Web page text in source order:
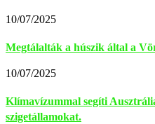
10/07/2025
Megtálalták a húszik által a
10/07/2025
Klímavízummal segíti
szigetállamokat.